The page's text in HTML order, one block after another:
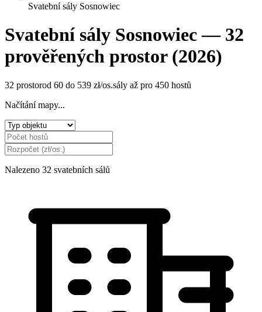
Svatební sály Sosnowiec
Svatební sály Sosnowiec — 32
prověřených prostor (2026)
32 prostorod 60 do 539 zł/os.sály až pro 450 hostů
Načítání mapy...
Nalezeno 32 svatebních sálů